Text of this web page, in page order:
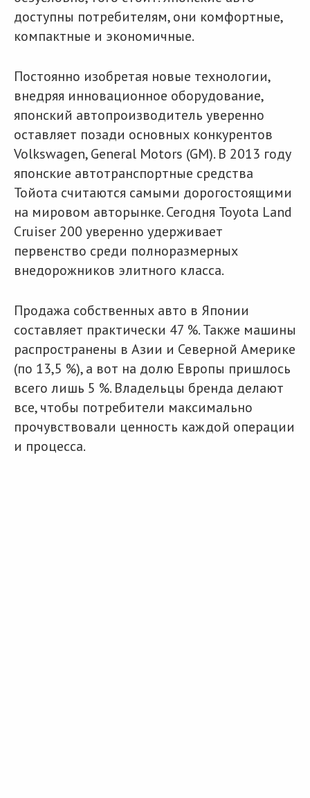
доступны потребителям, они комфортные,
компактные и экономичные.
Постоянно изобретая новые технологии,
внедряя инновационное оборудование,
японский автопроизводитель уверенно
оставляет позади основных конкурентов
Volkswagen, General Motors (GM). В 2013 году
японские автотранспортные средства
Тойота считаются самыми дорогостоящими
на мировом авторынке. Сегодня Toyota Land
Cruiser 200 уверенно удерживает
первенство среди полноразмерных
внедорожников элитного класса.
Продажа собственных авто в Японии
составляет практически 47 %. Также машины
распространены в Азии и Северной Америке
(по 13,5 %), а вот на долю Европы пришлось
всего лишь 5 %. Владельцы бренда делают
все, чтобы потребители максимально
прочувствовали ценность каждой операции
и процесса.